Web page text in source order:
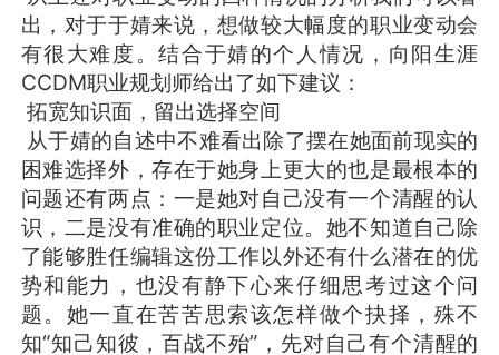
出，对于于婧来说，想做较大幅度的职业变动会
有很大难度。结合于婧的个人情况，向阳生涯
CCDM职业规划师给出了如下建议：
拓宽知识面，留出选择空间
从于婧的自述中不难看出除了摆在她面前现实的
困难选择外，存在于她身上更大的也是最根本的
问题还有两点：一是她对自己没有一个清醒的认
识，二是没有准确的职业定位。她不知道自己除
了能够胜任编辑这份工作以外还有什么潜在的优
势和能力，也没有静下心来仔细思考过这个问
题。她一直在苦苦思索该怎样做个抉择，殊不
知“知己知彼，百战不殆”，先对自己有个清醒的